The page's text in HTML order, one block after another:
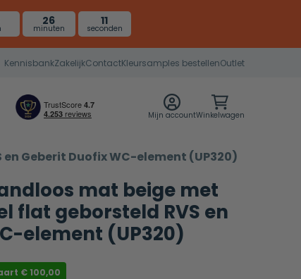
26
minuten
11
seconden
KennisbankZakelijkContactKleursamples bestellenOutlet
Mijn account
0
Winkelwagen
Geberit Duofix WC-element (UP320)
mat beige met
flat geborsteld RVS en
element (UP320)
€100,00